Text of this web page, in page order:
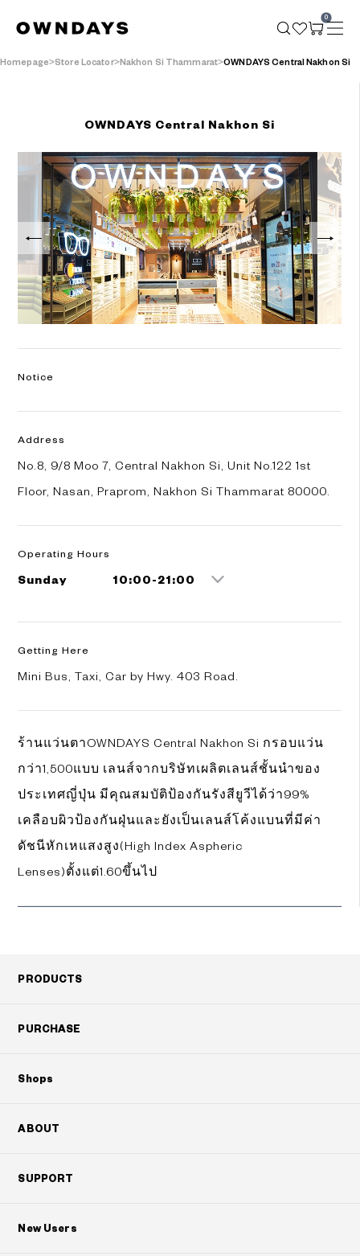
0
Homepage Store Locator Nakhon Si Thammarat OWNDAYS Central Nakhon Si
OWNDAYS Central Nakhon Si
Notice
Address
No.8, 9/8 Moo 7, Central Nakhon Si, Unit No.122 1st
Floor, Nasan, Praprom, Nakhon Si Thammarat 80000.
Operating Hours
Sunday 10:00-21:00
Getting Here
Mini Bus, Taxi, Car by Hwy. 403 Road.
ร้านแว่นตาOWNDAYS Central Nakhon Si กรอบแว่น
กว่า1,500แบบ เลนส์จากบริษัทเผลิตเลนส์ชั้นนำของ
ประเทศญี่ปุ่น มีคุณสมบัติป้องกันรังสียูวีได้ว่า99%
เคลือบผิวป้องกันฝุ่นและยังเป็นเลนส์โค้งแบนที่มีค่า
ดัชนีหักเหแสงสูง(High Index Aspheric
Lenses)ตั้งแต่1.60ขึ้นไป
PRODUCTS
PURCHASE
Shops
ABOUT
SUPPORT
New Users